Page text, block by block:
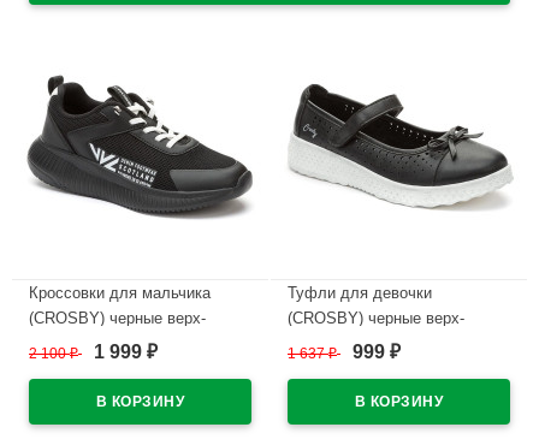
Кроссовки для мальчика
(CROSBY) черные верх-
искусственная кожа+сетка
248052/04-02
2 100₽ 1 999 ₽
Туфли для девочки
(CROSBY) черные верх-
искусственный нубук
размерный ряд 33-38
арт.248002/06-03
1 637₽ 999 ₽